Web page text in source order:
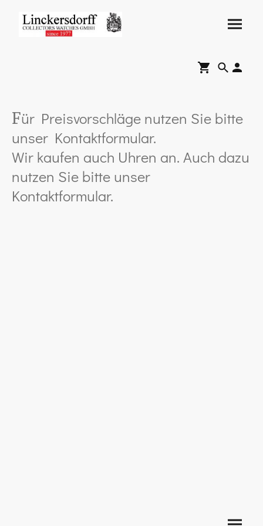
Für Preisvorschläge nutzen Sie bitte
unser Kontaktformular.
Wir kaufen auch Uhren an. Auch dazu
nutzen Sie bitte unser
Kontaktformular.